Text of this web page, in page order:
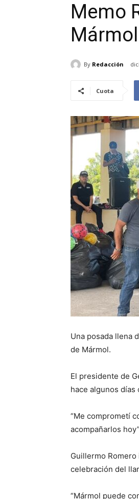
Memo
Mármol
By Redacción
Cuota
Una posada llena
de Mármol.
El presidente de
hace algunos días
“Me comprometí
acompañarlos
Guillermo
celebración del
“Mármol puede